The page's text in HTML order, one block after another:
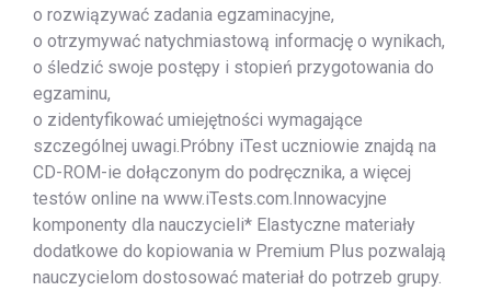
o rozwiązywać zadania egzaminacyjne,
o otrzymywać natychmiastową informację o wynikach,
o śledzić swoje postępy i stopień przygotowania do
egzaminu,
o zidentyfikować umiejętności wymagające
szczególnej uwagi.Próbny iTest uczniowie znajdą na
CD-ROM-ie dołączonym do podręcznika, a więcej
testów online na www.iTests.com.Innowacyjne
komponenty dla nauczycieli* Elastyczne materiały
dodatkowe do kopiowania w Premium Plus pozwalają
nauczycielom dostosować materiał do potrzeb grupy.